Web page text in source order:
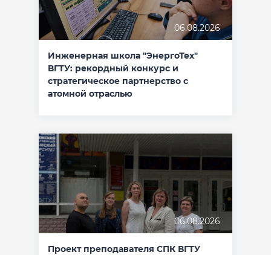
06.08.2026
Инженерная школа "ЭнергоТех"
ВГТУ: рекордный конкурс и
стратегическое партнерство с
атомной отраслью
06.08.2026
Проект преподавателя СПК ВГТУ